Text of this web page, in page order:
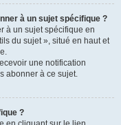
à un sujet spécifique ?
à un sujet spécifique en
du sujet », situé en haut et
une notification
abonner à ce sujet.
?